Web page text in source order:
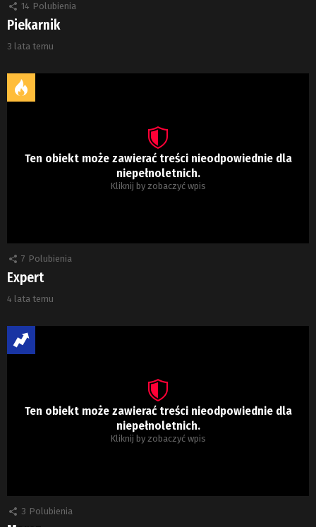
14 Polubienia
Piekarnik
3 lata temu
Ten obiekt może zawierać treści nieodpowiednie dla
niepełnoletnich.
Kliknij by zobaczyć wpis
7 Polubienia
Expert
4 lata temu
Ten obiekt może zawierać treści nieodpowiednie dla
niepełnoletnich.
Kliknij by zobaczyć wpis
3 Polubienia